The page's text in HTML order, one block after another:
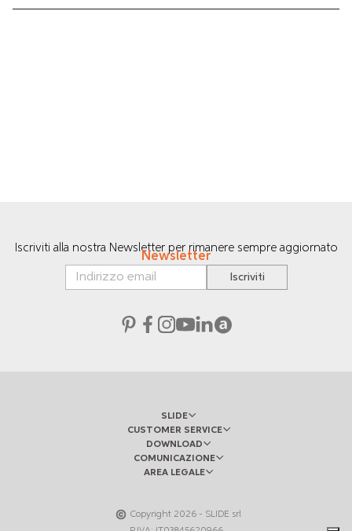
Iscriviti alla nostra Newsletter per rimanere sempre aggiornato
Newsletter
Iscriviti
SLIDE
CUSTOMER SERVICE
DOWNLOAD
COMUNICAZIONE
AREA LEGALE
Copyright 2026- SLIDE srl